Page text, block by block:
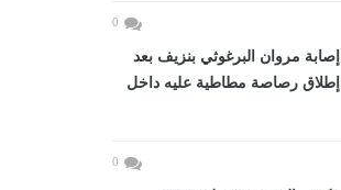
0
إصابة مروان البرغوثي بنزيف بعد
إطلاق رصاصة مطاطية عليه داخل
0